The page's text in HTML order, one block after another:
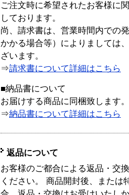
ご注文時に希望されたお客様に
しております。
尚、請求書は、営業時間内での
かかる場合等）によりましては
ざいます。
⇒請求書について詳細はこちら
■納品書について
お届けする商品に同梱致します。
⇒納品書について詳細はこちら
返品について
お客様のご都合による返品・交
ください。 商品開封後、または